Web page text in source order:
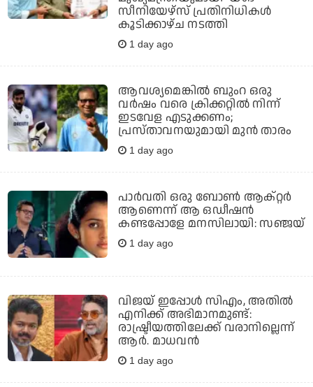
സീനിയേഴ്‌സ് പ്രതിനിധികൾ
കൂടിക്കാഴ്ച നടത്തി
1 day ago
ആവശ്യമെങ്കില്‍ ബുംറ ഒരു
വര്‍ഷം വരെ ക്രിക്കറ്റില്‍ നിന്ന്
ഇടവേള എടുക്കണം;
പ്രസ്താവനയുമായി മുന്‍ താരം
1 day ago
പാർവതി ഒരു ബോൺ ആക്റ്റർ
ആണെന്ന് ആ ഒഡീഷൻ
കണ്ടപ്പോളേ മനസിലായി: സഞ്ജയ്
1 day ago
വിജയ് ഇപ്പോൾ സിഎം, അതിൽ
എനിക്ക് അഭിമാനമുണ്ട്:
രാഷ്ട്രീയത്തിലേക്ക് വരാനില്ലെന്ന്
ആർ. മാധവൻ
1 day ago